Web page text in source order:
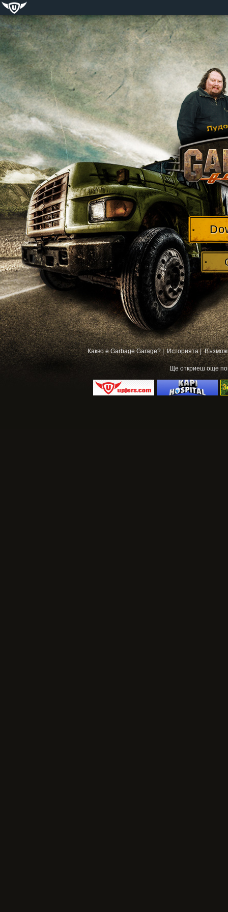
Какво е Garbage Garage? | Историята |
Ще откриеш още